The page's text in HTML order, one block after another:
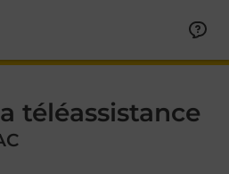
téléassistance